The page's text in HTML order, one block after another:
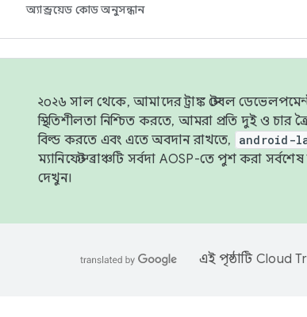
অ্যান্ড্রয়েড কোড অনুসন্ধান
২০২৬ সাল থেকে, আমাদের ট্রাঙ্ক স্টেবল
স্থিতিশীলতা নিশ্চিত করতে, আমরা প্রতি দুই ও
বিল্ড করতে এবং এতে অবদান রাখতে,
android-
ম্যানিফেস্ট ব্রাঞ্চটি সর্বদা AOSP-তে পুশ করা
দেখুন।
এই পৃষ্ঠাটি Cloud